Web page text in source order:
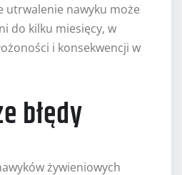
utrwalenie nawyku może
do kilku miesięcy, w
i konsekwencji w
błędy
żywieniowych